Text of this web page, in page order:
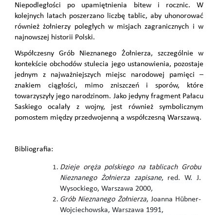
Niepodległości po upamiętnienia bitew i rocznic. W
kolejnych latach poszerzano liczbę tablic, aby uhonorować
również żołnierzy poległych w misjach zagranicznych i w
najnowszej historii Polski.
Współczesny Grób Nieznanego Żołnierza, szczególnie w
kontekście obchodów stulecia jego ustanowienia, pozostaje
jednym z najważniejszych miejsc narodowej pamięci –
znakiem ciągłości, mimo zniszczeń i sporów, które
towarzyszyły jego narodzinom. Jako jedyny fragment Pałacu
Saskiego ocalały z wojny, jest również symbolicznym
pomostem między przedwojenną a współczesną Warszawą.
Bibliografia:
Dzieje oręża polskiego na tablicach Grobu
Nieznanego Żołnierza zapisane, red. W. J.
Wysockiego, Warszawa 2000,
Grób Nieznanego Żołnierza, Joanna Hübner-
Wojciechowska, Warszawa 1991,